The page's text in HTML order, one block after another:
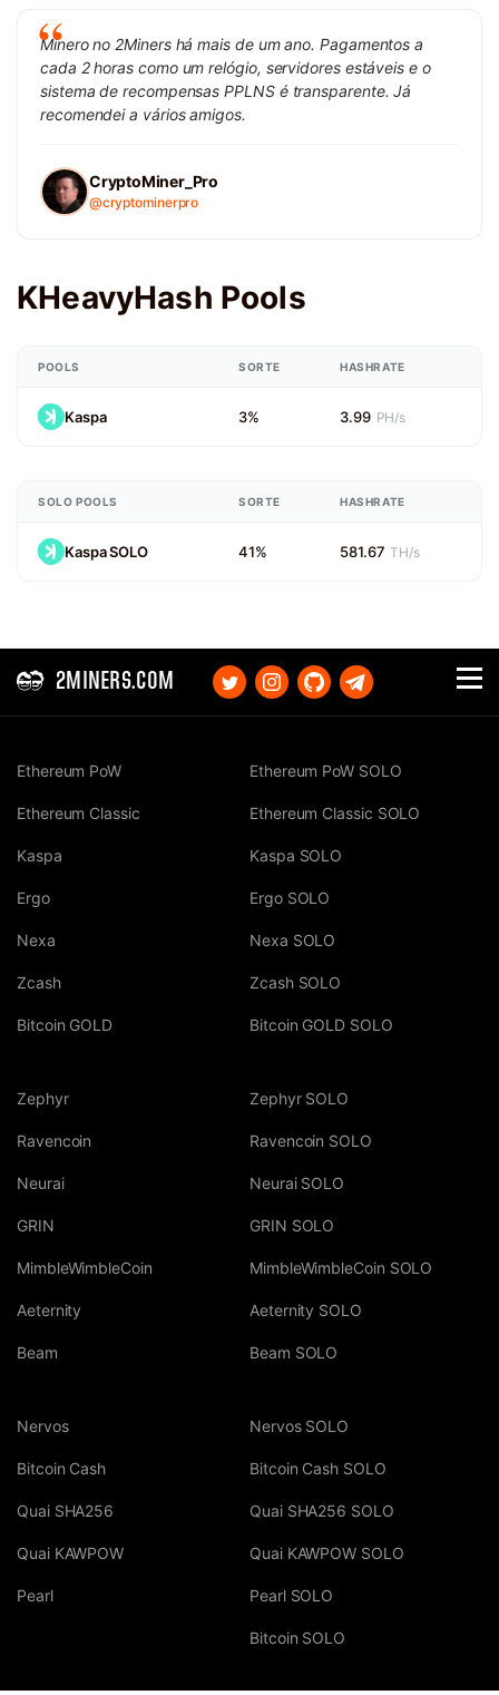
Minero no 2Miners há mais de um ano. Pagamentos a
cada 2 horas como um relógio, servidores estáveis e o
sistema de recompensas PPLNS é transparente. Já
recomendei a vários amigos.
CryptoMiner_Pro
@cryptominerpro
KHeavyHash Pools
POOLS SORTE HASHRATE
Kaspa 3% 3.99 PH/s
SOLO POOLS SORTE HASHRATE
Kaspa SOLO 41% 581.67 TH/s
2MINERS.COM
Ethereum PoW
Ethereum Classic
Kaspa
Ergo
Nexa
Zcash
Bitcoin GOLD
Ethereum PoW SOLO
Ethereum Classic SOLO
Kaspa SOLO
Ergo SOLO
Nexa SOLO
Zcash SOLO
Bitcoin GOLD SOLO
Zephyr
Ravencoin
Neurai
GRIN
MimbleWimbleCoin
Aeternity
Beam
Zephyr SOLO
Ravencoin SOLO
Neurai SOLO
GRIN SOLO
MimbleWimbleCoin SOLO
Aeternity SOLO
Beam SOLO
Nervos
Bitcoin Cash
Quai SHA256
Quai KAWPOW
Pearl
Nervos SOLO
Bitcoin Cash SOLO
Quai SHA256 SOLO
Quai KAWPOW SOLO
Pearl SOLO
Bitcoin SOLO